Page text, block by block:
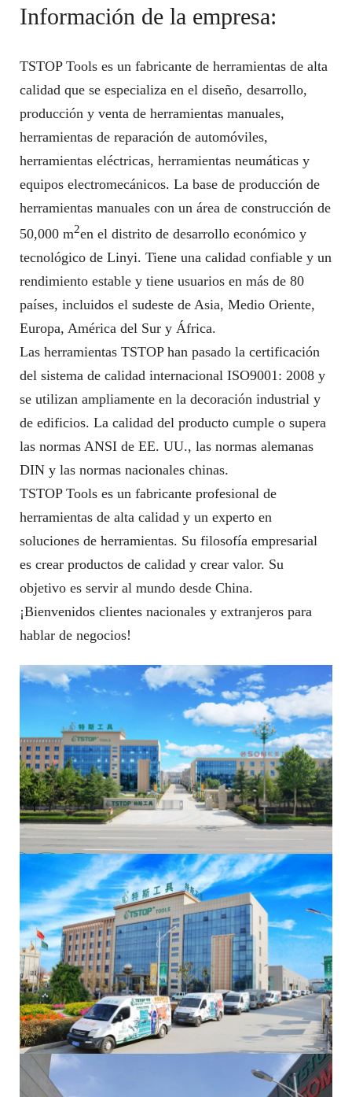
Información de la empresa:
TSTOP Tools es un fabricante de herramientas de alta
calidad que se especializa en el diseño, desarrollo,
producción y venta de herramientas manuales,
herramientas de reparación de automóviles,
herramientas eléctricas, herramientas neumáticas y
equipos electromecánicos. La base de producción de
herramientas manuales con un área de construcción de
50,000 m2en el distrito de desarrollo económico y
tecnológico de Linyi. Tiene una calidad confiable y un
rendimiento estable y tiene usuarios en más de 80
países, incluidos el sudeste de Asia, Medio Oriente,
Europa, América del Sur y África.
Las herramientas TSTOP han pasado la certificación
del sistema de calidad internacional ISO9001: 2008 y
se utilizan ampliamente en la decoración industrial y
de edificios. La calidad del producto cumple o supera
las normas ANSI de EE. UU., las normas alemanas
DIN y las normas nacionales chinas.
TSTOP Tools es un fabricante profesional de
herramientas de alta calidad y un experto en
soluciones de herramientas. Su filosofía empresarial
es crear productos de calidad y crear valor. Su
objetivo es servir al mundo desde China.
¡Bienvenidos clientes nacionales y extranjeros para
hablar de negocios!